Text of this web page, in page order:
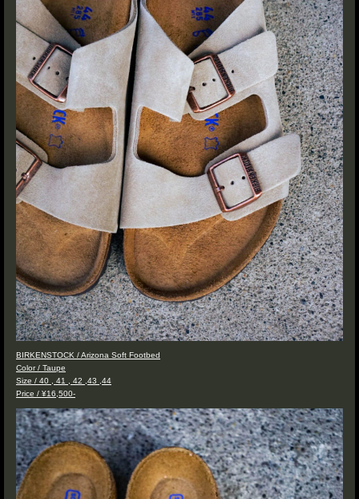
BIRKENSTOCK / Arizona Soft Footbed
Color / Taupe
Size / 40 , 41 , 42 ,43 ,44
Price / ¥16,500-